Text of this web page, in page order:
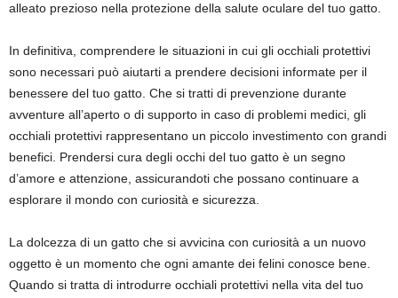
alleato prezioso nella protezione della salute oculare del tuo gatto.
In definitiva, comprendere le situazioni in cui gli occhiali protettivi
sono necessari può aiutarti a prendere decisioni informate per il
benessere del tuo gatto. Che si tratti di prevenzione durante
avventure all’aperto o di supporto in caso di problemi medici, gli
occhiali protettivi rappresentano un piccolo investimento con grandi
benefici. Prendersi cura degli occhi del tuo gatto è un segno
d’amore e attenzione, assicurandoti che possano continuare a
esplorare il mondo con curiosità e sicurezza.
La dolcezza di un gatto che si avvicina con curiosità a un nuovo
oggetto è un momento che ogni amante dei felini conosce bene.
Quando si tratta di introdurre occhiali protettivi nella vita del tuo